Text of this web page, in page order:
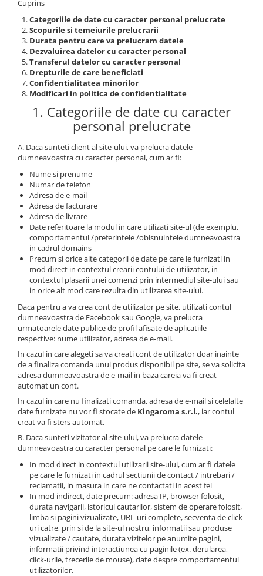
Accesorii și Difuzoare
Difuzoare Uleiuri Clasice
Suporți Conuri & bețe parfumate
Suporți Conuri Backflow
Profesionale
Flacoane & Recipiente
Cutii carton și soluții de expediere
Soluții Retail, B2B & Display
(Volume Mari)
Parfum pentru rufe (Bax/Vrac)
Uleiuri parfumate aromaterapie
(Pachete/Bax)
Odorizante Auto cu Pulverizator
(Pachete/Bax)
Cuprins
Categoriile de date cu caracter personal prelucrate
Scopurile si temeiurile prelucrarii
Durata pentru care va prelucram datele
Dezvaluirea datelor cu caracter personal
Transferul datelor cu caracter personal
Drepturile de care beneficiati
Confidentialitatea minorilor
Modificari in politica de confidentialitate
1. Categoriile de date cu caracter
personal prelucrate
A. Daca sunteti client al site-ului, va prelucra datele
dumneavoastra cu caracter personal, cum ar fi:
Nume si prenume
Numar de telefon
Adresa de e-mail
Adresa de facturare
Adresa de livrare
Date referitoare la modul in care utilizati site-ul (de exemplu,
comportamentul /preferintele /obisnuintele dumneavoastra
in cadrul domains
Precum si orice alte categorii de date pe care le furnizati in
mod direct in contextul crearii contului de utilizator, in
contextul plasarii unei comenzi prin intermediul site-ului sau
in orice alt mod care rezulta din utilizarea site-ului.
Daca pentru a va crea cont de utilizator pe site, utilizati contul
dumneavoastra de Facebook sau Google, va prelucra
urmatoarele date publice de profil afisate de aplicatiile
respective: nume utilizator, adresa de e-mail.
In cazul in care alegeti sa va creati cont de utilizator doar inainte
de a finaliza comanda unui produs disponibil pe site, se va solicita
adresa dumneavoastra de e-mail in baza careia va fi creat
automat un cont.
In cazul in care nu finalizati comanda, adresa de e-mail si celelalte
date furnizate nu vor fi stocate de Kingaroma s.r.l., iar contul
creat va fi sters automat.
B. Daca sunteti vizitator al site-ului, va prelucra datele
dumneavoastra cu caracter personal pe care le furnizati:
In mod direct in contextul utilizarii site-ului, cum ar fi datele
pe care le furnizati in cadrul sectiunii de contact / intrebari /
reclamatii, in masura in care ne contactati in acest fel
In mod indirect, date precum: adresa IP, browser folosit,
durata navigarii, istoricul cautarilor, sistem de operare folosit,
limba si pagini vizualizate, URL-uri complete, secventa de click-
uri catre, prin si de la site-ul nostru, informatii sau produse
vizualizate / cautate, durata vizitelor pe anumite pagini,
informatii privind interactiunea cu paginile (ex. derularea,
click-urile, trecerile de mouse), date despre comportamentul
utilizatorilor.